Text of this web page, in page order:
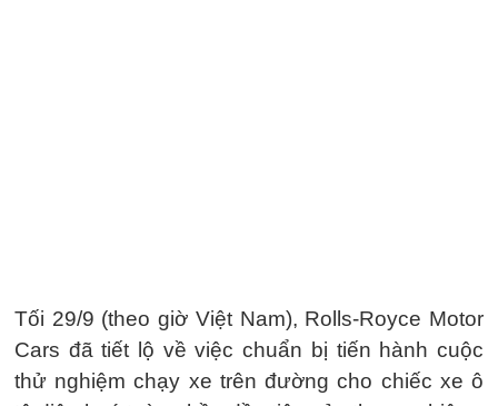
Tối 29/9 (theo giờ Việt Nam), Rolls-Royce Motor
Cars đã tiết lộ về việc chuẩn bị tiến hành cuộc
thử nghiệm chạy xe trên đường cho chiếc xe ô